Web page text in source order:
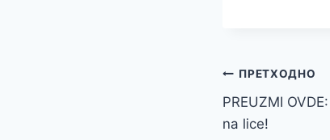
Кретање
чланка
ПРЕТХОДНО
PREUZMI
na lice!